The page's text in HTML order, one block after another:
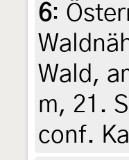
6:
Wald,
m, 21.
conf.